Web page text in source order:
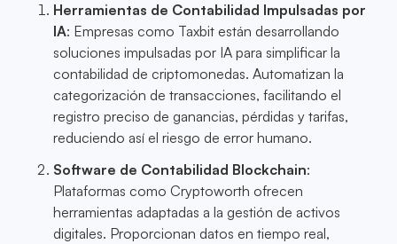
Herramientas de Contabilidad Impulsadas por
IA: Empresas como Taxbit están desarrollando
soluciones impulsadas por IA para simplificar la
contabilidad de criptomonedas. Automatizan la
categorización de transacciones, facilitando el
registro preciso de ganancias, pérdidas y tarifas,
reduciendo así el riesgo de error humano.
Software de Contabilidad Blockchain:
Plataformas como Cryptoworth ofrecen
herramientas adaptadas a la gestión de activos
digitales. Proporcionan datos en tiempo real,